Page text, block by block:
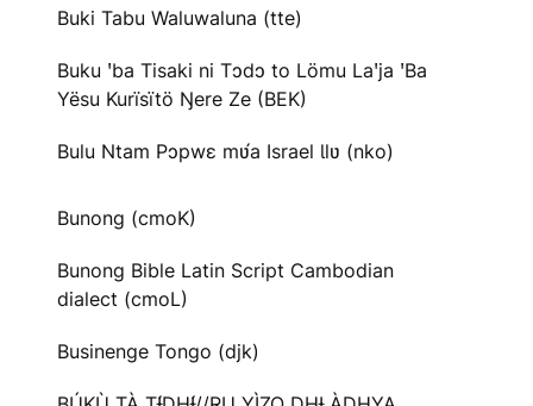
Buki Tabu Waluwaluna (tte)
Buku ꞌba Tisaki ni Tɔdɔ to Lömu Laꞌja ꞌBa
Yësu Kurïsïtö Ŋere Ze (BEK)
Bulu Ntam Pɔpwɛ mʋ́a Israel Ɩlʋ (nko)
Bunong (cmoK)
Bunong Bible Latin Script Cambodian
dialect (cmoL)
Businenge Tongo (djk)